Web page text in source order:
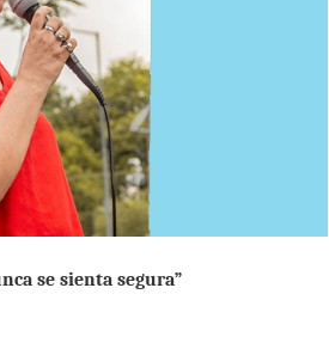
se sienta segura”